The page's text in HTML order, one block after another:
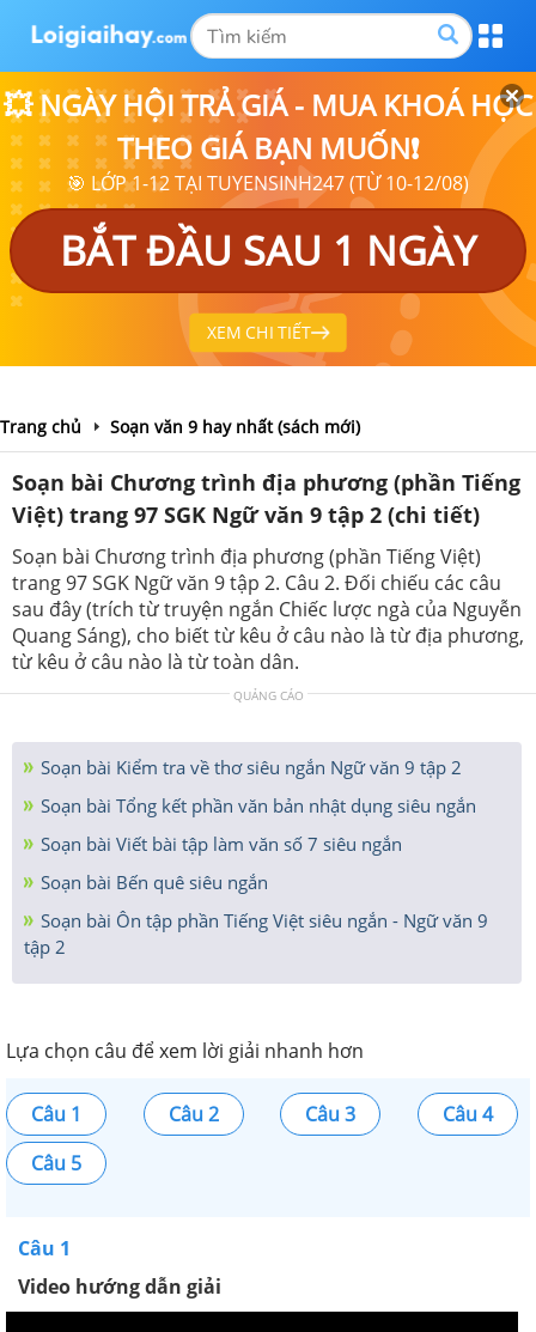
💥 NGÀY HỘI TRẢ GIÁ - MUA KHOÁ HỌC
THEO GIÁ BẠN MUỐN❗
🎯 LỚP 1-12 TẠI TUYENSINH247 (TỪ 10-12/08)
BẮT ĐẦU SAU 1 NGÀY
XEM CHI TIẾT
Trang chủ Soạn văn 9 hay nhất (sách mới)
Soạn bài Chương trình địa phương (phần Tiếng
Việt) trang 97 SGK Ngữ văn 9 tập 2 (chi tiết)
Soạn bài Chương trình địa phương (phần Tiếng Việt)
trang 97 SGK Ngữ văn 9 tập 2. Câu 2. Đối chiếu các câu
sau đây (trích từ truyện ngắn Chiếc lược ngà của Nguyễn
Quang Sáng), cho biết từ kêu ở câu nào là từ địa phương,
từ kêu ở câu nào là từ toàn dân.
QUẢNG CÁO
Soạn bài Kiểm tra về thơ siêu ngắn Ngữ văn 9 tập 2
Soạn bài Tổng kết phần văn bản nhật dụng siêu ngắn
Soạn bài Viết bài tập làm văn số 7 siêu ngắn
Soạn bài Bến quê siêu ngắn
Soạn bài Ôn tập phần Tiếng Việt siêu ngắn - Ngữ văn 9
tập 2
Lựa chọn câu để xem lời giải nhanh hơn
Câu 1 Câu 2 Câu 3
Câu 4
Câu 5
Câu 1
Video hướng dẫn giải